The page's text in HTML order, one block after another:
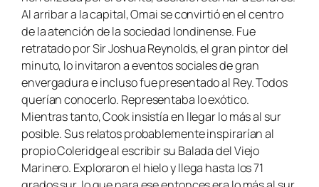
Al arribar a la capital, Omai se convirtió en el centro
de la atención de la sociedad londinense. Fue
retratado por Sir Joshua Reynolds, el gran pintor del
minuto, lo invitaron a eventos sociales de gran
envergadura e incluso fue presentado al Rey. Todos
querían conocerlo. Representaba lo exótico.
Mientras tanto, Cook insistía en llegar lo más al sur
posible. Sus relatos probablemente inspirarían al
propio Coleridge al escribir su Balada del Viejo
Marinero. Exploraron el hielo y llega hasta los 71